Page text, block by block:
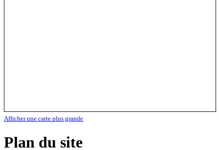
Afficher une carte plus grande
Plan du site